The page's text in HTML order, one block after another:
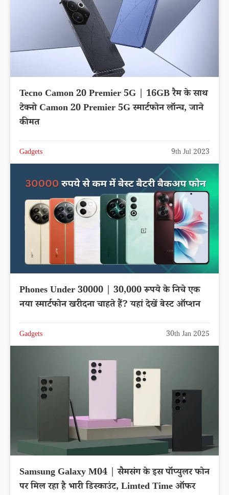
Tecno Camon 20 Premier 5G | 16GB रैम के साथ
टेक्नो Camon 20 Premier 5G स्मार्टफोन लॉन्च, जाने
कीमत
Gadgets 9th Jul 2023
Phones Under 30000 | 30,000 रूपये के निचे एक
नया स्मार्टफोन खरीदना चाहते हैं? यहां देखें बेस्ट ऑप्शन
Gadgets 30th Jan 2025
Samsung Galaxy M04 | सैमसंग के इस पॉप्युलर फोन
पर मिल रहा है भारी डिस्काउंट, Limted Time ऑफर